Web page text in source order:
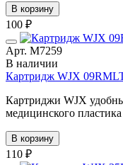
В корзину
100 ₽
Арт. М7259
В наличии
Картридж WJX
Картриджи WJX
медицинского
В корзину
110 ₽